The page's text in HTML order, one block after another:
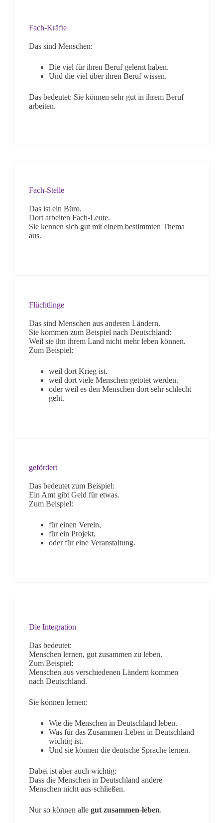
Fach-Kräfte
Das sind Menschen:
Die viel für ihren Beruf gelernt haben.
Und die viel über ihren Beruf wissen.
Das bedeutet: Sie können sehr gut in ihrem Beruf
arbeiten.
Fach-Stelle
Das ist ein Büro.
Dort arbeiten Fach-Leute.
Sie kennen sich gut mit einem bestimmten Thema
aus.
Flüchtlinge
Das sind Menschen aus anderen Ländern.
Sie kommen zum Beispiel nach Deutschland:
Weil sie ihn ihrem Land nicht mehr leben können.
Zum Beispiel:
weil dort Krieg ist.
weil dort viele Menschen getötet werden.
oder weil es den Menschen dort sehr schlecht
geht.
gefördert
Das bedeutet zum Beispiel:
Ein Amt gibt Geld für etwas.
Zum Beispiel:
für einen Verein,
für ein Projekt,
oder für eine Veranstaltung.
Die Integration
Das bedeutet:
Menschen lernen, gut zusammen zu leben.
Zum Beispiel:
Menschen aus verschiedenen Ländern kommen
nach Deutschland.
Sie können lernen:
Wie die Menschen in Deutschland leben.
Was für das Zusammen-Leben in Deutschland
wichtig ist.
Und sie können die deutsche Sprache lernen.
Dabei ist aber auch wichtig:
Dass die Menschen in Deutschland andere
Menschen nicht aus-schließen.
Nur so können alle gut zusammen-leben.